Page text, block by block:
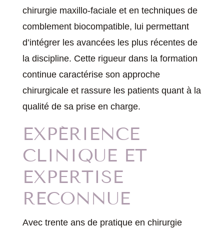
chirurgie maxillo-faciale et en techniques de
comblement biocompatible, lui permettant
d’intégrer les avancées les plus récentes de
la discipline. Cette rigueur dans la formation
continue caractérise son approche
chirurgicale et rassure les patients quant à la
qualité de sa prise en charge.
EXPÉRIENCE
CLINIQUE ET
EXPERTISE
RECONNUE
Avec trente ans de pratique en chirurgie